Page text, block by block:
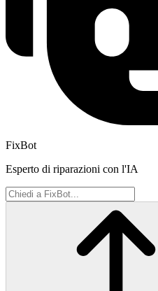
FixBot
Esperto di riparazioni con l'IA